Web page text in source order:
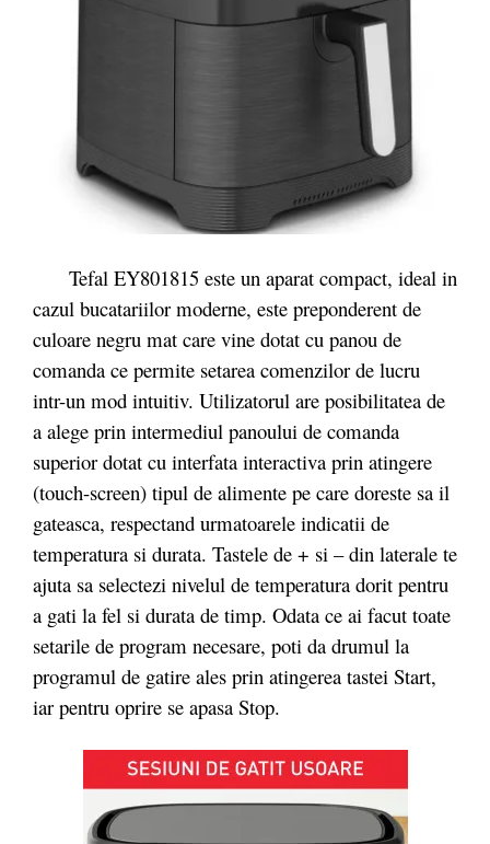
Tefal EY801815 este un aparat compact, ideal in
cazul bucatariilor moderne, este preponderent de
culoare negru mat care vine dotat cu panou de
comanda ce permite setarea comenzilor de lucru
intr-un mod intuitiv. Utilizatorul are posibilitatea de
a alege prin intermediul panoului de comanda
superior dotat cu interfata interactiva prin atingere
(touch-screen) tipul de alimente pe care doreste sa il
gateasca, respectand urmatoarele indicatii de
temperatura si durata. Tastele de + si – din laterale te
ajuta sa selectezi nivelul de temperatura dorit pentru
a gati la fel si durata de timp. Odata ce ai facut toate
setarile de program necesare, poti da drumul la
programul de gatire ales prin atingerea tastei Start,
iar pentru oprire se apasa Stop.